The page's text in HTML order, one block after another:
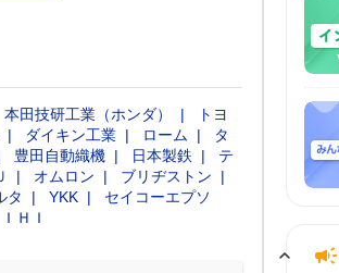
本田技研工業（ホンダ）
トヨ
ダイキン工業 ローム
タ
豊田自動織機 日本製鉄
テ
オムロン
ブリヂストン
タ YKK
セイコーエプソ
ＩＨＩ